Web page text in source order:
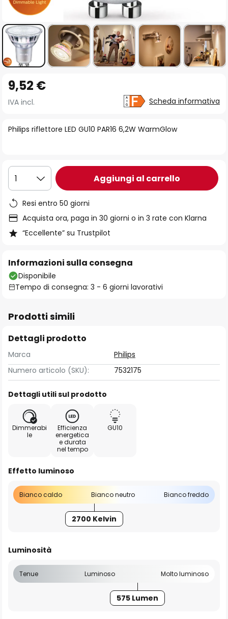
all'inizio
della
Philips riflettore LED GU10 PAR16 6,2W WarmGlow
9,52 €
IVA incl. Scheda informativa
1 Aggiungi al carrello
Resi entro 50 giorni
Acquista ora, paga in 30 giorni o in 3 rate con Klarna
“Eccellente” su Trustpilot
Informazioni sulla consegna
Disponibile
Tempo di consegna: 3 - 6 giorni lavorativi
Prodotti simili
Dettagli prodotto
Marca
Philips
Numero articolo (SKU):
7532175
Dettagli utili sul prodotto
Dimmerabi
le
Efficienza
energetica
e durata
nel tempo
GU10
Effetto luminoso
Bianco caldo Bianco neutro Bianco freddo
2700 Kelvin
Luminosità
Tenue Luminoso Molto luminoso
575 Lumen